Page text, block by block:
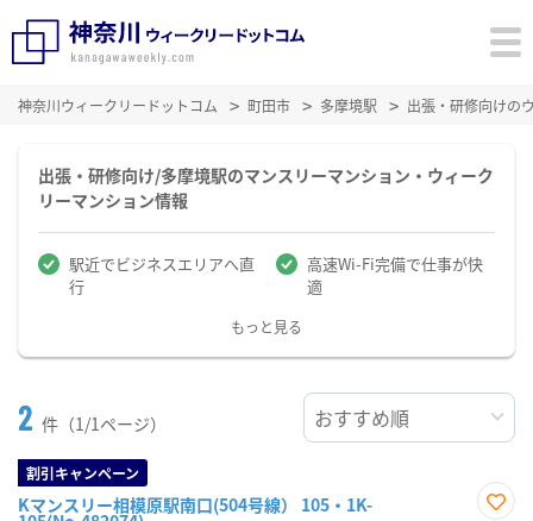
神奈川ウィークリードットコム 町田市 多摩境駅 出張・研修向けの
出張・研修向け/多摩境駅のマンスリーマンション・ウィーク
リーマンション情報
駅近でビジネスエリアへ直
行
高速Wi-Fi完備で仕事が快
適
もっと見る
2 件（1/1ページ）
割引キャンペーン
Kマンスリー相模原駅南口(504号線） 105・1K-